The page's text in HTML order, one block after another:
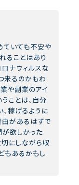
ていても不安や
ることはあり
ナウィルスな
来るのかもわ
や副業のアイ
ことは、自分
稼げるように
由があるはずで
が欲しかった
切にしながら収
もあるかもし